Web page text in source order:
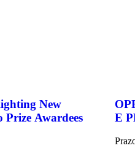
New
Prize Awardees
E